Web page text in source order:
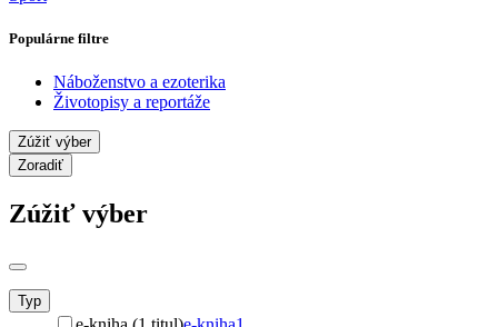
Populárne filtre
Náboženstvo a ezoterika
Životopisy a reportáže
Zúžiť výber
Zoradiť
Zúžiť výber
Typ